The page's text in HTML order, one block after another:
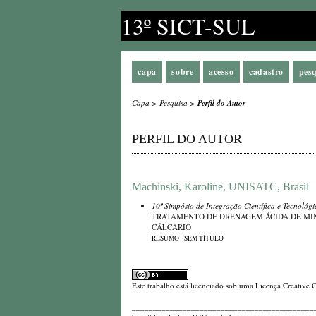
13º SICT-SUL
capa sobre acesso cadastro
Capa > Pesquisa >Perfil do Autor
PERFIL DO AUTOR
Machinski, Karoline, UNISATC, Brasil
10º Simpósio de Integração Científica e
TRATAMENTO DE DRENAGEM ÁCIDA DE
CÁLCARIO
RESUMO SEM TÍTULO
Este trabalho está licenciado sob uma Licença Creative